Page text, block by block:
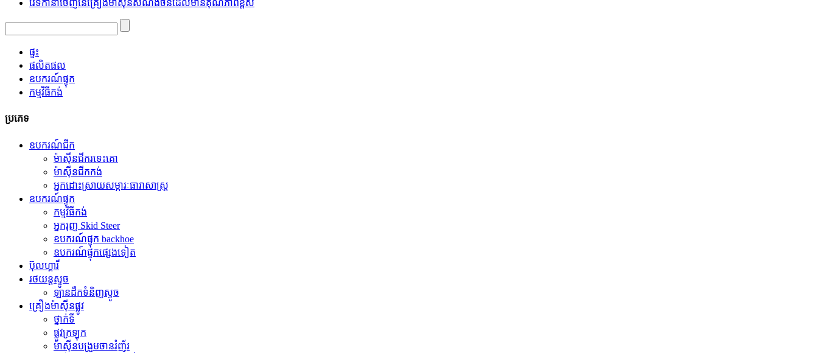
វេទិកានាំចេញនៃគ្រឿងម៉ាស៊ីនសំណង់ចិនដែលមានគុណភាពខ្ពស់
ផ្ទះ
ផលិតផល
ឧបករណ៍ផ្ទុក
កម្មវិធី​កង់
ប្រភេទ
ឧបករណ៍ជីក
ម៉ាស៊ីនជីករទេះគោ
ម៉ាស៊ីនជីកកង់
អ្នកដោះស្រាយសម្ភារៈធារាសាស្ត្រ
ឧបករណ៍ផ្ទុក
កម្មវិធី​កង់
អ្នករុញ Skid Steer
ឧបករណ៍ផ្ទុក backhoe
ឧបករណ៍ផ្ទុកផ្សេងទៀត
ប៊ុលហ្គារី
រថយន្តស្ទូច
ឡានដឹកទំនិញស្ទូច
គ្រឿងម៉ាស៊ីនផ្លូវ
ថ្នាក់ទី
ផ្លូវក្រឡុក
ម៉ាស៊ីនបង្រួមចានរំញ័រ